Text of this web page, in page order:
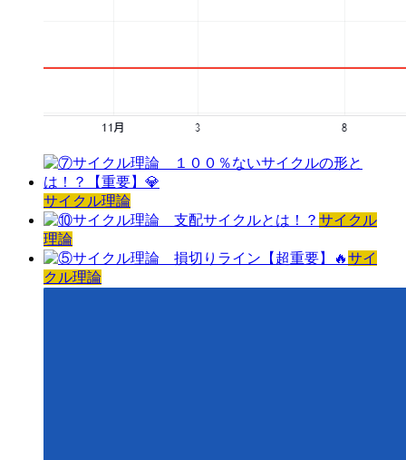
サイクル理論
サイクル
理論
サイ
クル理論